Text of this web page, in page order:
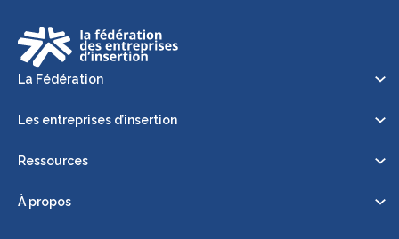
La Fédération
Les entreprises d’insertion
Ressources
À propos